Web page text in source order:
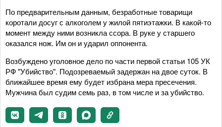
По предварительным данным, безработные товарищи
коротали досуг с алкоголем у жилой пятиэтажки. В какой-то
момент между ними возникла ссора. В руке у старшего
оказался нож. Им он и ударил оппонента.
Возбуждено уголовное дело по части первой статьи 105 УК
РФ "Убийство". Подозреваемый задержан на двое суток. В
ближайшее время ему будет избрана мера пресечения.
Мужчина был судим семь раз, в том числе и за убийство.